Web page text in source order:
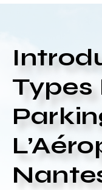
Types